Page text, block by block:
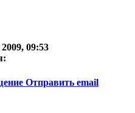
09:53
Отправить email